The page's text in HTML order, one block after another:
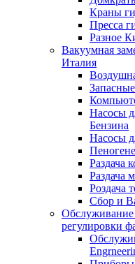
Краны
Пресса
Разное
Вакуумная
Италия
Насосы
Бензина
Насосы
Раздача
Раздача
Роздача
Сбор и
регулировки